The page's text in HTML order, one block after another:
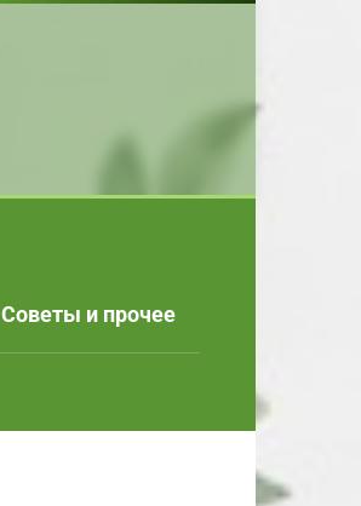
Советы и прочее